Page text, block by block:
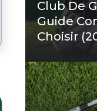
Club De
Guide
Choisir